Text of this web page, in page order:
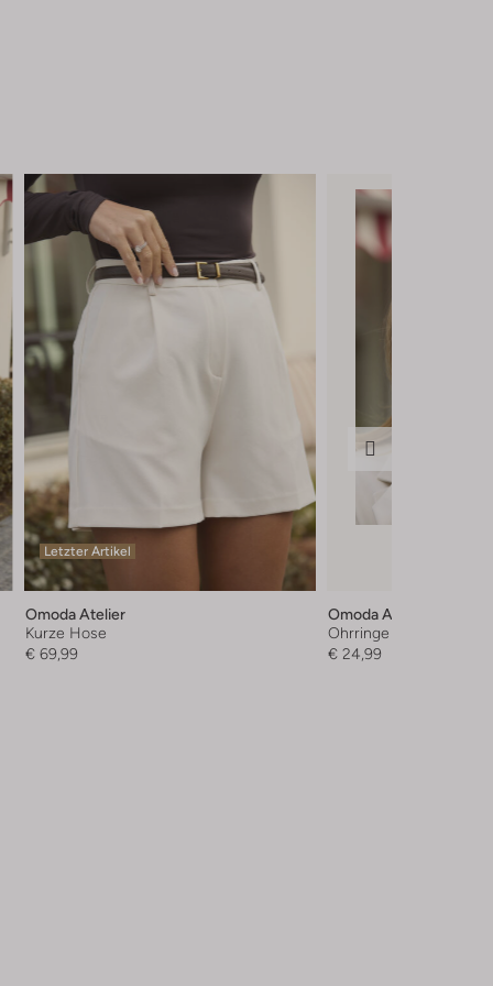
Letzter Artikel
Omoda Atelier
Kurze Hose
€ 69,99
Omoda Atelier
Ohrringe
€ 24,99